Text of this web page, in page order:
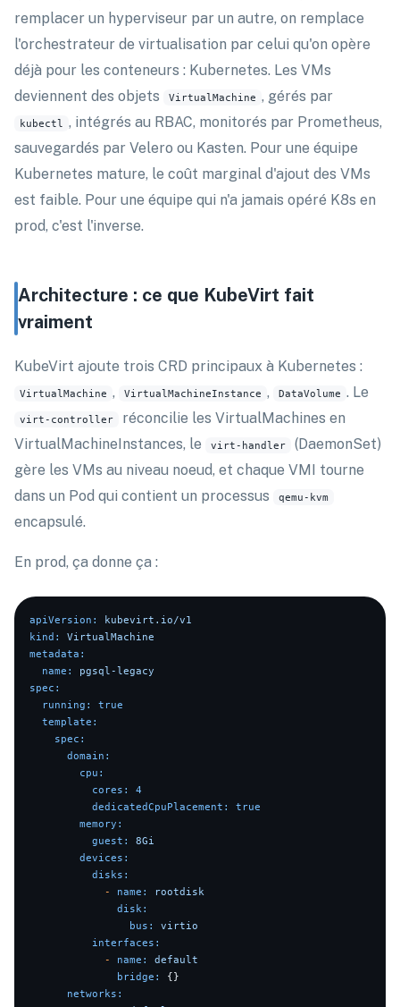
remplacer un hyperviseur par un autre, on remplace
l'orchestrateur de virtualisation par celui qu'on opère
déjà pour les conteneurs : Kubernetes. Les VMs
deviennent des objets
VirtualMachine , gérés par
kubectl , intégrés au RBAC, monitorés par Prometheus,
sauvegardés par Velero ou Kasten. Pour une équipe
Kubernetes mature, le coût marginal d'ajout des VMs
est faible. Pour une équipe qui n'a jamais opéré K8s en
prod, c'est l'inverse.
Architecture : ce que KubeVirt fait
vraiment
KubeVirt ajoute trois CRD principaux à Kubernetes :
VirtualMachine , VirtualMachineInstance , DataVolume . Le
virt-controller
réconcilie les VirtualMachines en
VirtualMachineInstances, le
virt-handler
(DaemonSet)
gère les VMs au niveau noeud, et chaque VMI tourne
dans un Pod qui contient un processus
qemu-kvm
encapsulé.
En prod, ça donne ça :
apiVersion:
kubevirt.io/v1
kind:
VirtualMachine
metadata:
name:
pgsql-legacy
spec:
running:
true
template:
spec:
domain:
cpu:
cores:
4
dedicatedCpuPlacement:
true
memory:
guest:
8Gi
devices:
disks:
-
name:
rootdisk
disk:
bus:
virtio
interfaces:
-
name:
default
bridge:
{}
networks: